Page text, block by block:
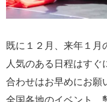
既に１２月、来年１月
人気のある日程はす
合わせはお早めにお願
全国各地のイベント、